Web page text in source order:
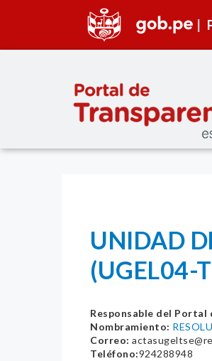
UNIDAD
(UGEL04-
Responsable del Portal
Nombramiento:
Correo:
Teléfono:924288948